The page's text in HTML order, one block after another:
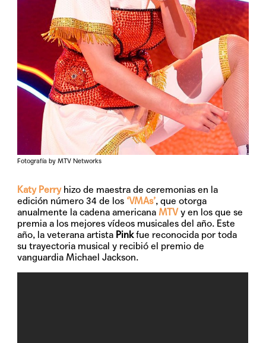
Fotografía by MTV Networks
Katy Perryhizo de maestra de ceremonias en la
edición número 34 de los ‘VMAs’, que otorga
anualmente la cadena americana MTVy en los que se
premia a los mejores vídeos musicales del año. Este
año, la veterana artista Pinkfue reconocida por toda
su trayectoria musical y recibió el premio de
vanguardia Michael Jackson.